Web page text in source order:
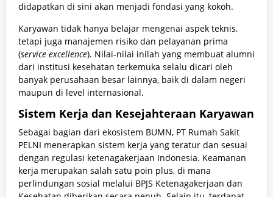
didapatkan di sini akan menjadi fondasi yang kokoh.
Karyawan tidak hanya belajar mengenai aspek teknis,
tetapi juga manajemen risiko dan pelayanan prima
(service excellence). Nilai-nilai inilah yang membuat alumni
dari institusi kesehatan terkemuka selalu dicari oleh
banyak perusahaan besar lainnya, baik di dalam negeri
maupun di level internasional.
Sistem Kerja dan Kesejahteraan Karyawan
Sebagai bagian dari ekosistem BUMN, PT Rumah Sakit
PELNI menerapkan sistem kerja yang teratur dan sesuai
dengan regulasi ketenagakerjaan Indonesia. Keamanan
kerja merupakan salah satu poin plus, di mana
perlindungan sosial melalui BPJS Ketenagakerjaan dan